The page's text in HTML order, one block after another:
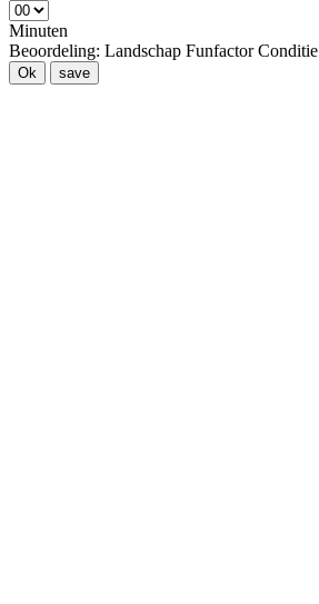
Minuten
Beoordeling: Landschap Funfactor Conditie
Ok save